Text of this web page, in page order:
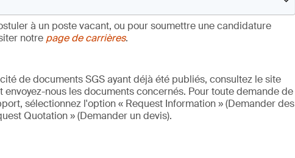
à un poste vacant, ou pour soumettre une candidature
notre page de carrières.
de documents SGS ayant déjà été publiés, consultez le site
envoyez-nous les documents concernés. Pour toute demande de
sélectionnez l'option « Request Information » (Demander des
Quotation » (Demander un devis).